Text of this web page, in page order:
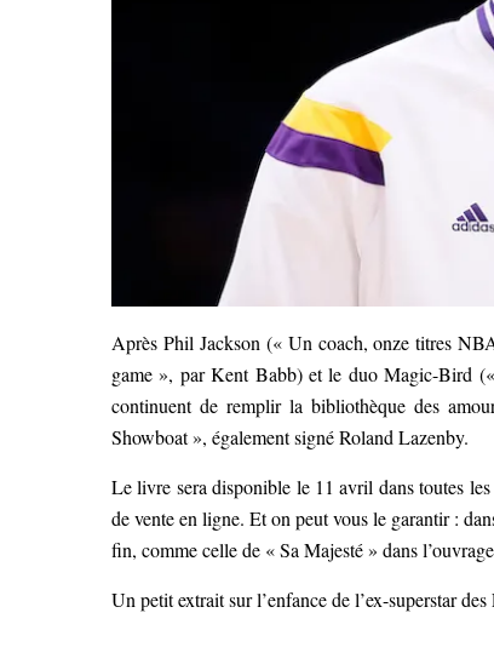
Après Phil Jackson (« Un coach, onze titres
game », par Kent Babb) et le duo Magic-Bird
continuent de remplir la bibliothèque des
Showboat », également signé Roland Lazenby.
Le livre sera disponible le 11 avril dans toutes
de vente en ligne. Et on peut vous le garantir :
fin, comme celle de « Sa Majesté » dans
Un petit extrait sur l’enfance de l’ex-superstar